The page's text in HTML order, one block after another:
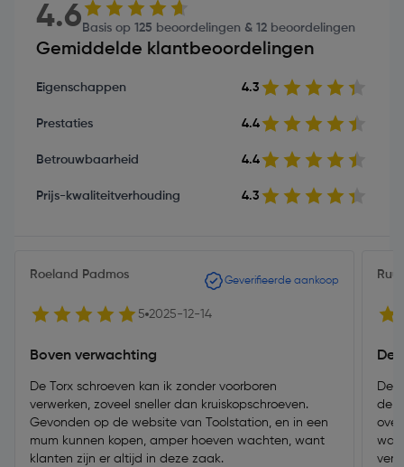
4.6 Basis op 125 beoordelingen & 12 beoordelingen
Gemiddelde klantbeoordelingen
Eigenschappen 4.3
Prestaties 4.4
Betrouwbaarheid 4.4
Prijs-kwaliteitverhouding 4.3
Roeland Padmos Geverifieerde aankoop
5 2025-12-14
Boven verwachting
De Torx schroeven kan ik zonder voorboren
verwerken, zoveel sneller dan kruiskopschroeven.
Gevonden op de website van Toolstation, en in een
mum kunnen kopen, amper hoeven wachten, want
klanten zijn er altijd in deze zaak.
De
De
de
was